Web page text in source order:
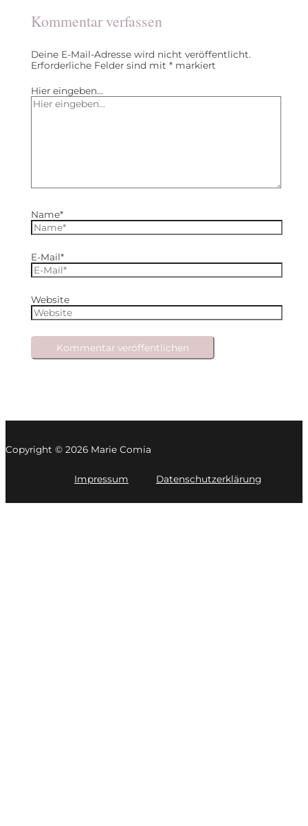
Kommentar verfassen
Deine E-Mail-Adresse wird nicht veröffentlicht.
Erforderliche Felder sind mit *markiert
Hier eingeben…
Name*
E-Mail*
Website
Copyright © 2026 Marie Comia
Impressum Datenschutzerklärung